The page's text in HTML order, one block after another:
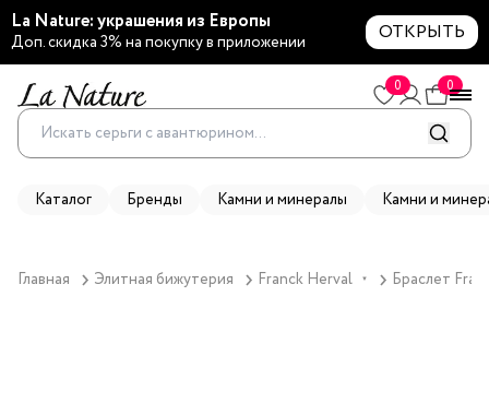
La Nature: украшения из Европы
Доп. скидка 3% на покупку в приложении ОТКРЫТЬ
0 0
Каталог Бренды Камни и минералы Камни и
Главная Элитная бижутерия Franck Herval ▼ Браслет